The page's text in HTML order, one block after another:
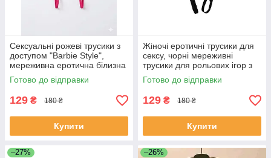
Сексуальні рожеві трусики з
доступом "Barbie Style",
мереживна еротична білизна
рожева, відкриті трусики-
стрінги S/M
Готово до відправки
129 ₴ 180 ₴
Купити
Жіночі еротичні трусики для
сексу, чорні мереживні
трусики для рольових ігор з
відкритою промежиною S
Готово до відправки
129 ₴ 180 ₴
Купити
–27% –26%